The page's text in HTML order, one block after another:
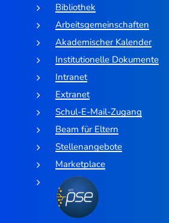
Bibliothek
Arbeitsgemeinschaften
Akademischer Kalender
Institutionelle Dokumente
Intranet
Extranet
Schul-E-Mail-Zugang
Beam für Eltern
Stellenangebote
Marketplace